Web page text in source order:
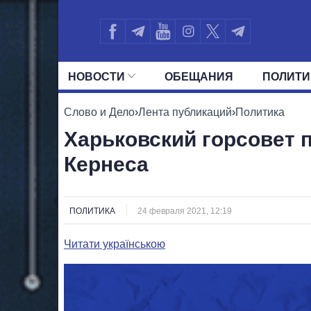
НОВОСТИ ОБЕЩАНИЯ
ВСЕ ПОЛИТИКИ ПРЕЗИДЕНТ И
Слово и Дело›Лента публикаций›Политика
Харьковский горсовет
Кернеса
ПОЛИТИКА 24 февраля 2021, 12:19
Читати українською